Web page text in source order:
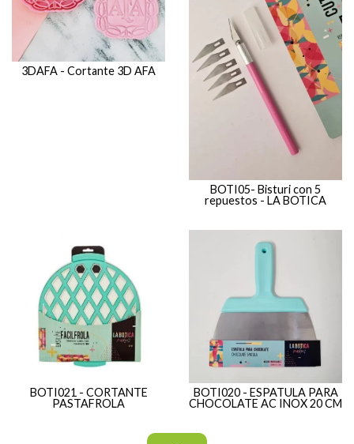
3DAFA - Cortante 3D AFA
BOTI05- Bisturi con 5
repuestos - LA BOTICA
BOTI021 - CORTANTE
PASTAFROLA
BOTI020 - ESPATULA PARA
CHOCOLATE AC INOX 20 CM